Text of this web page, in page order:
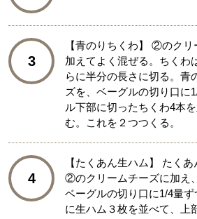
3
【青のりちくわ】 ②のク
加えてよく混ぜる。ちくわ
らに半分の長さに切る。青
ズを、ベーグルの切り口に
ル下部に切ったちくわ4本
む。これを２つつくる。
4
【たくあん生ハム】 たく
②のクリームチーズに加え
ベーグルの切り口に1/4量
に生ハム３枚を並べて、上